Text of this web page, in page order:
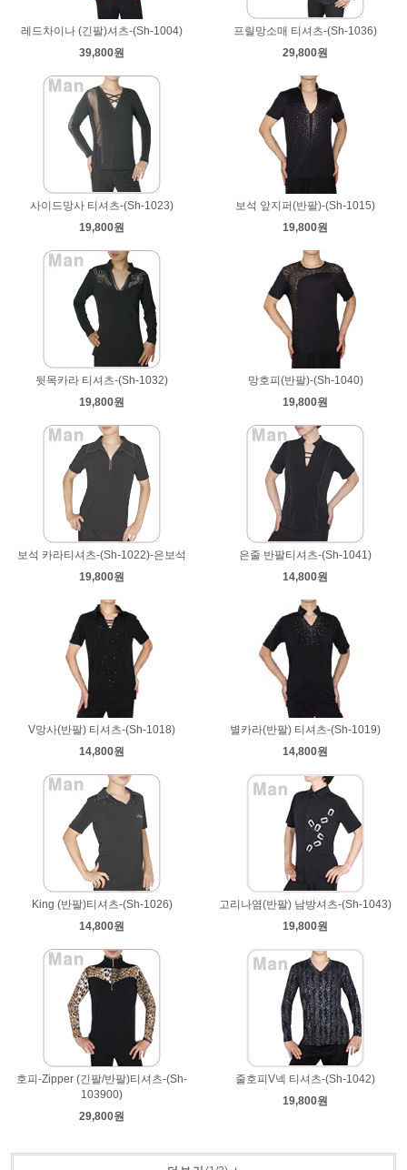
레드차이나 (긴팔)셔츠-(Sh-1004)
39,800원
프릴망소매 티셔츠-(Sh-1036)
29,800원
사이드망사 티셔츠-(Sh-1023)
19,800원
보석 앞지퍼(반팔)-(Sh-1015)
19,800원
뒷목카라 티셔츠-(Sh-1032)
19,800원
망호피(반팔)-(Sh-1040)
19,800원
보석 카라티셔츠-(Sh-1022)-은보석
19,800원
은줄 반팔티셔츠-(Sh-1041)
14,800원
V망사(반팔) 티셔츠-(Sh-1018)
14,800원
별카라(반팔) 티셔츠-(Sh-1019)
14,800원
King (반팔)티셔츠-(Sh-1026)
14,800원
고리나염(반팔) 남방셔츠-(Sh-1043)
19,800원
호피-Zipper (긴팔/반팔)티셔츠-(Sh-
103900)
29,800원
줄호피V넥 티셔츠-(Sh-1042)
19,800원